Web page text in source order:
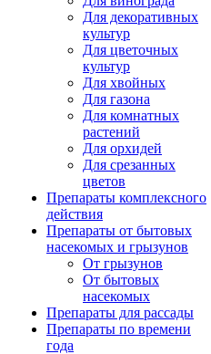
Для декоративных
культур
Для цветочных
культур
Для хвойных
Для газона
Для комнатных
растений
Для орхидей
Для срезанных
цветов
Препараты комплексного
действия
Препараты от бытовых
насекомых и грызунов
От грызунов
От бытовых
насекомых
Препараты для рассады
Препараты по времени
года